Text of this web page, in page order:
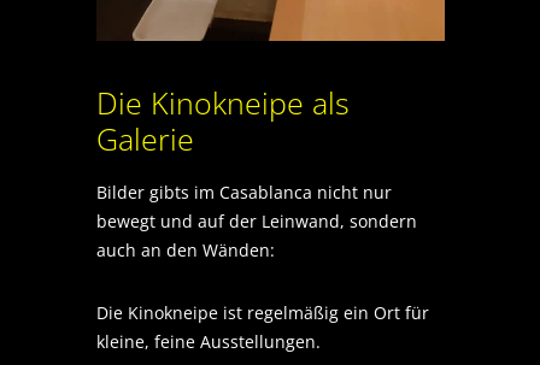
Die Kinokneipe als
Galerie
Bilder gibts im Casablanca nicht nur
bewegt und auf der Leinwand, sondern
auch an den Wänden:
Die Kinokneipe ist regelmäßig ein Ort für
kleine, feine Ausstellungen.